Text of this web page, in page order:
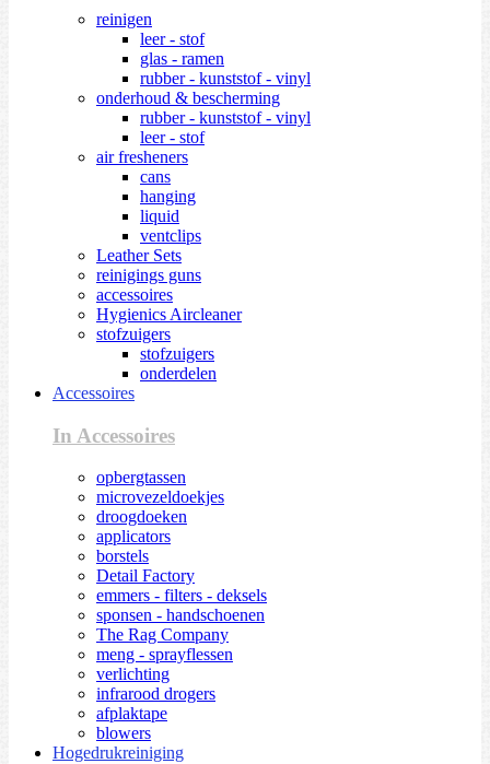
reinigen
leer - stof
glas - ramen
rubber - kunststof - vinyl
onderhoud & bescherming
rubber - kunststof - vinyl
leer - stof
air fresheners
cans
hanging
liquid
ventclips
Leather Sets
reinigings guns
accessoires
Hygienics Aircleaner
stofzuigers
stofzuigers
onderdelen
Accessoires
In Accessoires
opbergtassen
microvezeldoekjes
droogdoeken
applicators
borstels
Detail Factory
emmers - filters - deksels
sponsen - handschoenen
The Rag Company
meng - sprayflessen
verlichting
infrarood drogers
afplaktape
blowers
Hogedrukreiniging